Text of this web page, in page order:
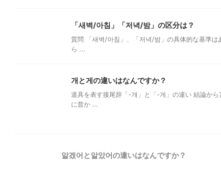
「새벽/아침」「저녁/밤」の区分は？
質問 「새벽/아침」、「저녁/밤」の具体的な基準
ら ...
개と게の違いはなんですか？
道具を表す接尾辞「-개」と「-게」の違い 結論か
に昔か ...
알겠어と알았어の違いはなんですか？